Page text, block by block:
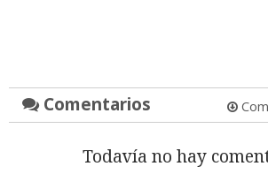
Comentarios
Todavía no hay